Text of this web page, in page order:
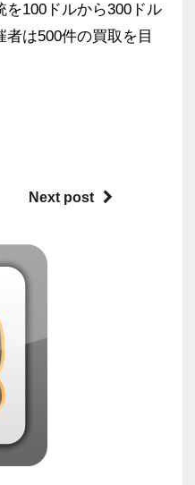
100ドルから300ドル
は500件の買取を目
Next post